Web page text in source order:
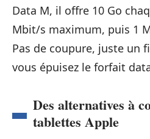
Data M, il offre 10 Go
Mbit/s maximum, puis 1
Pas de coupure, juste un
vous épuisez le forfait
Des alternatives à
tablettes Apple